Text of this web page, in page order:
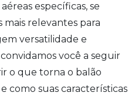
específicas, se
relevantes para
versatilidade e
você a seguir
o que torna o balão
como suas características